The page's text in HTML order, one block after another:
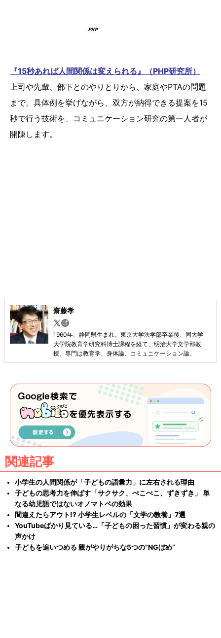
『15秒あれば人間関係は変えられる』（PHP研究所）
上司や先輩、部下とのやりとりから、家庭やPTAの問題
まで。具体例を挙げながら、双方が納得できる提案を15
秒で行う技術を、コミュニケーション研究の第一人者が
開陳します。
齋藤孝
1960年、静岡県生まれ。東京大学法学部卒業後、同大学
大学院教育学研究科博士課程を経て、明治大学文学部教
授。専門は教育学、身体論、コミュニケーション論。
関連記事
小学生の人間関係が「子どもの語彙力」に左右される理由
子どもの思考力を伸ばす「サクサク、ぺこぺこ、ずきずき」 単
なる幼児語ではないオノマトペの効果
間違えたらアウト!? 小学生レベルの「文学の教養」7選
YouTubeばかり見ている…「子どもの困った習慣」が変わる親の
声かけ
子どもを追いつめる 親がやりがちな5つの”NGぼめ”